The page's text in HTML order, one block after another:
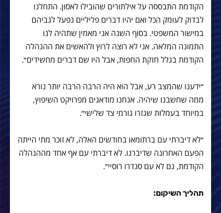
הקודמת התבססה על אילתורים שהובילו לאסון. התחלנו
לבדוק לעומק הכל ואם יהיו דברים פליליים נפעל לגביהם
במישור המשפטי. בסוף השנה אני מאמין שתהיה לנו
התמונה המלאה. אני לא רוצה לרוץ ולהאשים את ההנהלה
הקודמת בגלל חזקת החפות, אבל היו שם דברים מחשידים״.
״ידענו שהמצב רע, אבל הוא היה הרבה הרבה יותר נורא
ממה שחשבנו שיהיה. אנחנו מודאגים מפרויקט השיפוץ,
במיוחד בעמלות שגזרו גורמי צד שלישי״.
״לא דיברתי עם ברתומאו בחודשים האלה, לא זוכר מתי הייתה
הפעם האחרונה שדיברנו. לא דיברתי עם אף אחד מההנהלה
הקודמת, גם לא עם סנדרו רוסיי״.
תהליך השיקום: